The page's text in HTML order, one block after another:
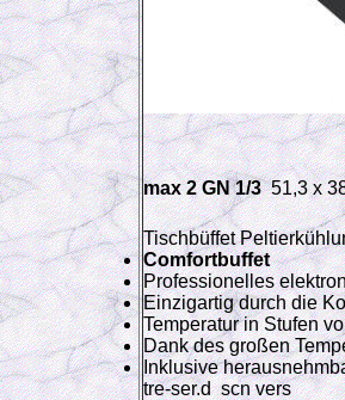
max 2 GN 1/351,3 x
Tischbüffet
Comfortbuffet
Professionelles
Einzigartig durch die
Temperatur in Stufen
Dank des großen
Inklusive
tre-ser.d scn vers